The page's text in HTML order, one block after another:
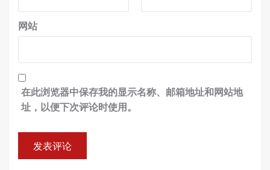
网站
在此浏览器中保存我的显示名称、邮箱地址和网站地
址，以便下次评论时使用。